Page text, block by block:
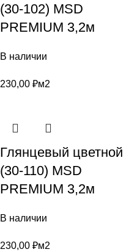
(30-102) MSD
PREMIUM 3,2м
В наличии
230,00 ₽м2
Глянцевый цветной
(30-110) MSD
PREMIUM 3,2м
В наличии
230,00 ₽м2